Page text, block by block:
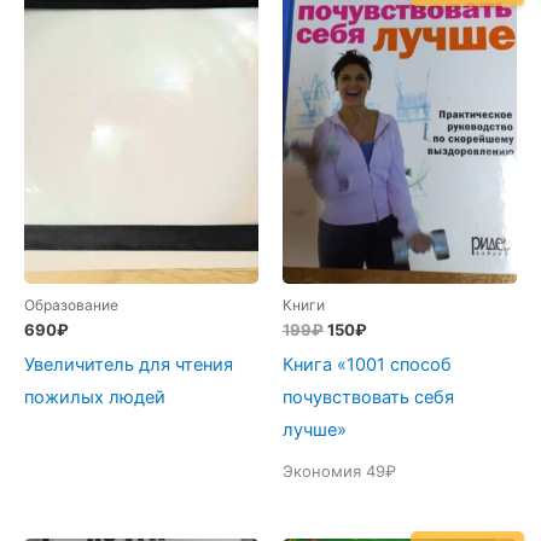
Образование
690₽
Увеличитель для чтения
пожилых людей
Книги
199₽Первоначальная
составляла
199₽.
150₽Текущая
150₽.
Книга «1001 способ
почувствовать себя
лучше»
Экономия 49₽